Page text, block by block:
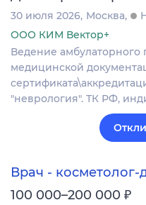
30 июля 2026 Москва
ООО КИМ Вектор+
Ведение амбулаторного
медицинской
"неврология". ТК РФ,
Врач - косметолог-
100 000–200 000 ₽